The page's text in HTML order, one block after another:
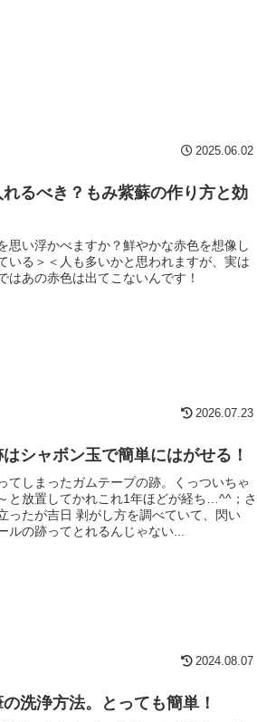
2025.06.02
るべき？もみ紫蘇の作り方と効
思い浮かべますか？鮮やかな赤色を想像し
いる＞＜人も多いかと思われますが、実は
はあの赤色は出てこないんです！
2026.07.23
シャボン玉で簡単にはがせる！
てしまったガムテープの跡。くっついちゃ
と放置してかれこれ1年ほどが経ち…^^；さ
ったが吉日 剥がし方を調べていて、閃い
ルの跡ってとれるんじゃない...
2024.08.07
洗浄方法。とっても簡単！